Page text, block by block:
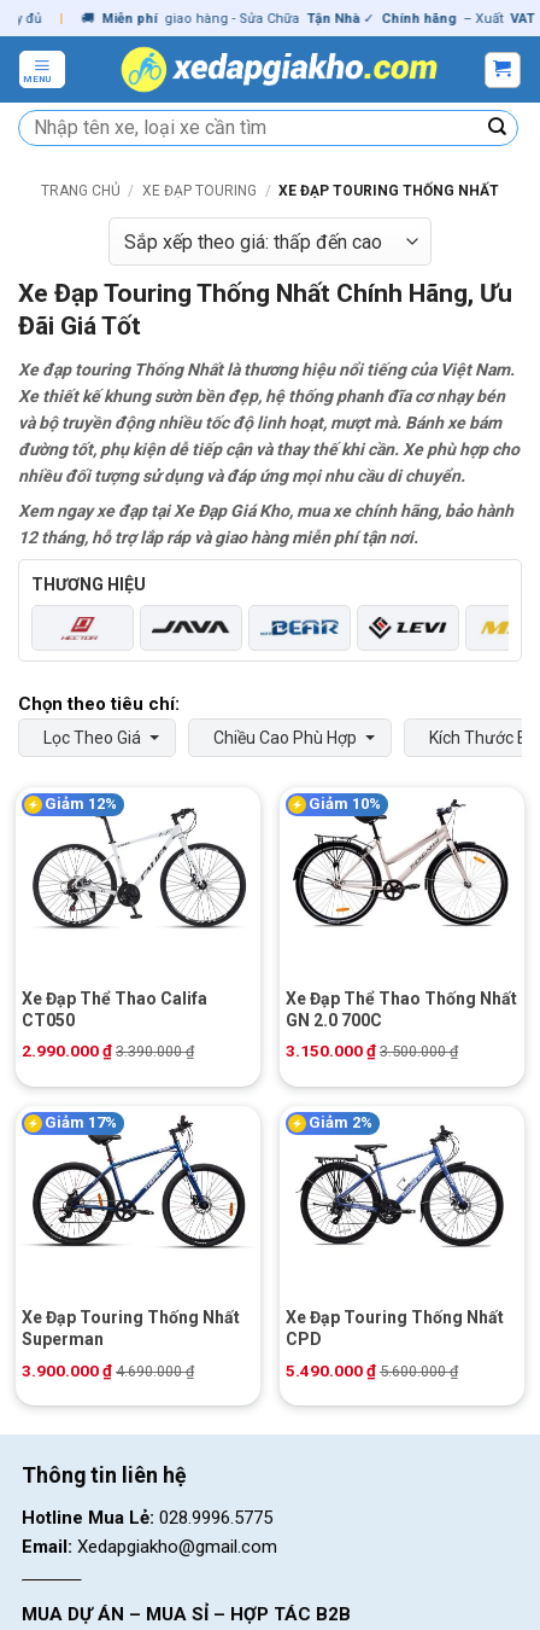
Skip
to
content
| 🚚 Miễn phí giao hàng - Sửa Chữa Tận Nhà ✓ Chính hãng – Xuất VAT đầy
MENU
Tìm
kiếm:
TRANG CHỦ / XE ĐẠP TOURING / XE ĐẠP TOURING THỐNG NHẤT
Xe Đạp Touring Thống Nhất Chính Hãng, Ưu
Đãi Giá Tốt
Xe đạp touring Thống Nhất là thương hiệu nổi tiếng của Việt Nam.
Xe thiết kế khung sườn bền đẹp, hệ thống phanh đĩa cơ nhạy bén
và bộ truyền động nhiều tốc độ linh hoạt, mượt mà. Bánh xe bám
đường tốt, phụ kiện dễ tiếp cận và thay thế khi cần. Xe phù hợp cho
nhiều đối tượng sử dụng và đáp ứng mọi nhu cầu di chuyển.
Xem ngay xe đạp tại Xe Đạp Giá Kho, mua xe chính hãng, bảo hành
12 tháng, hỗ trợ lắp ráp và giao hàng miễn phí tận nơi.
THƯƠNG HIỆU
Lọc Theo Giá Chiều Cao Phù Hợp Kích Thước
Giảm 12%
Xe Đạp Thể Thao Califa
CT050
2.990.000₫ 3.390.000₫
Giảm 10%
Xe Đạp Thể Thao Thống Nhất
GN 2.0 700C
3.150.000₫ 3.500.000₫
Giảm 17%
Xe Đạp Touring Thống Nhất
Superman
3.900.000₫ 4.690.000₫
Giảm 2%
Xe Đạp Touring Thống Nhất
CPD
5.490.000₫ 5.600.000₫
Thông tin liên hệ
Hotline Mua Lẻ: 028.9996.5775
Email: Xedapgiakho@gmail.com
MUA DỰ ÁN – MUA SỈ – HỢP TÁC B2B